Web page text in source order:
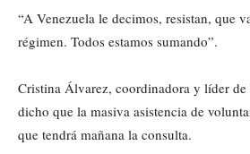
“A Venezuela le decimos, resistan, que
régimen. Todos estamos sumando”.
Cristina Álvarez, coordinadora y líder de
dicho que la masiva asistencia de
que tendrá mañana la consulta.